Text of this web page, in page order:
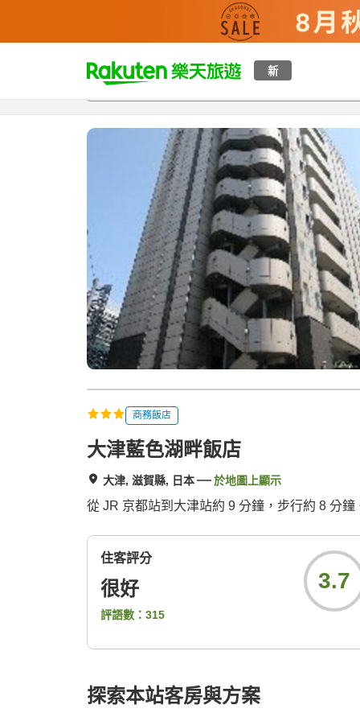
新
t
p
a
a
r
c
h
總覽客房與方案評語設施
商務飯店
大津藍色湖畔飯店
大津, 滋賀縣, 日本 於地圖上顯示
從 JR 京都站到大津站約 9 分鐘，步行約 8 分
住客評分
很好
評語數： 315
3.7
探索本站客房與方案